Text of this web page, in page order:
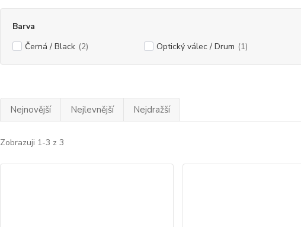
Barva
Černá / Black (2) Optický válec / Drum (1)
Nejnovější Nejlevnější Nejdražší
Zobrazuji 1-3 z 3